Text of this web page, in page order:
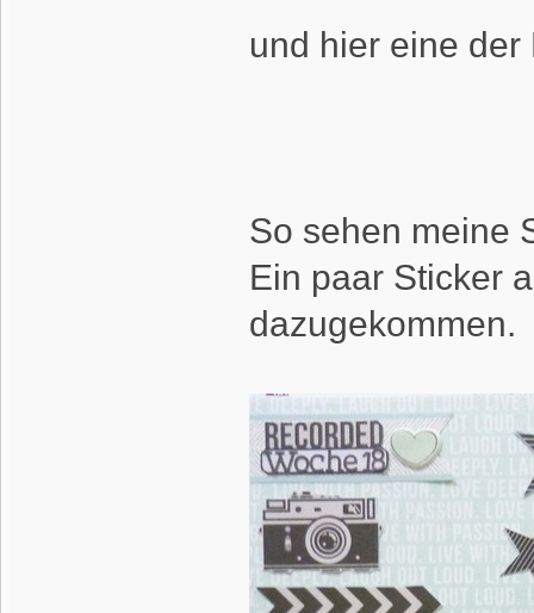
und hier eine der
So sehen meine
Ein paar Sticker
dazugekommen.